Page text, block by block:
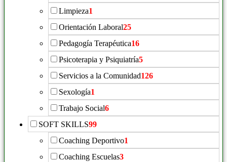
Limpieza1
Orientación Laboral25
Pedagogía Terapéutica16
Psicoterapia y Psiquiatría5
Servicios a la Comunidad126
Sexología1
Trabajo Social6
SOFT SKILLS99
Coaching Deportivo1
Coaching Escuelas3